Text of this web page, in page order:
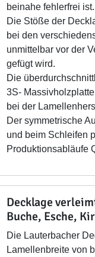
beinahe fehlerfrei ist.
Die Stöße der
bei den
unmittelbar vor der
gefügt wird.
Die
3S-
bei der
Der symmetrische
und beim Schleifen
Produktionsabläufe
Decklage
Buche, Esche,
Die Lauterbacher
Lamellenbreite von